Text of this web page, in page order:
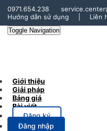
0971.654.238
Hướng dẫn sử dụng
Liên
Toggle Navigation
Giới thiệu
Giải pháp
Bảng giá
Bài viết
Đăng ký
Đăng nhập